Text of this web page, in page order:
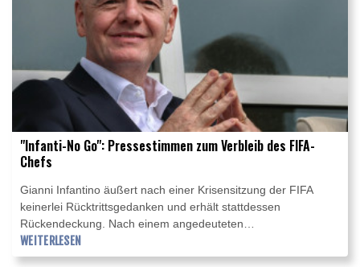
"Infanti-No Go": Pressestimmen zum Verbleib des FIFA-
Chefs
Gianni Infantino äußert nach einer Krisensitzung der FIFA
keinerlei Rücktrittsgedanken und erhält stattdessen
Rückendeckung. Nach einem angedeuteten
Fehlereingeständnis holt der Präsident des Fußball-
Weltverbandes zum Gegenangriff auf seine Kritiker aus. Die
WEITERLESEN